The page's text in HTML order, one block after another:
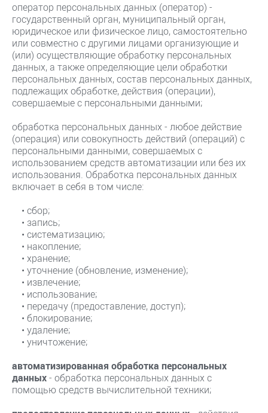
оператор персональных данных (оператор) -
государственный орган, муниципальный орган,
юридическое или физическое лицо, самостоятельно
или совместно с другими лицами организующие и
(или) осуществляющие обработку персональных
данных, а также определяющие цели обработки
персональных данных, состав персональных данных,
подлежащих обработке, действия (операции),
совершаемые с персональными данными;
обработка персональных данных - любое действие
(операция) или совокупность действий (операций) с
персональными данными, совершаемых с
использованием средств автоматизации или без их
использования. Обработка персональных данных
включает в себя в том числе:
• сбор;
• запись;
• систематизацию;
• накопление;
• хранение;
• уточнение (обновление, изменение);
• извлечение;
• использование;
• передачу (предоставление, доступ);
• блокирование;
• удаление;
• уничтожение;
автоматизированная обработка персональных
данных- обработка персональных данных с
помощью средств вычислительной техники;